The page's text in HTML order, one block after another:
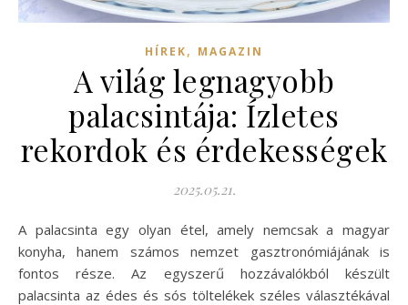
HÍREK, MAGAZIN
A világ legnagyobb
palacsintája: Ízletes
rekordok és érdekességek
2025.05.21.
A palacsinta egy olyan étel, amely nemcsak a magyar
konyha, hanem számos nemzet gasztronómiájának is
fontos része. Az egyszerű hozzávalókból készült
palacsinta az édes és sós töltelékek széles választékával